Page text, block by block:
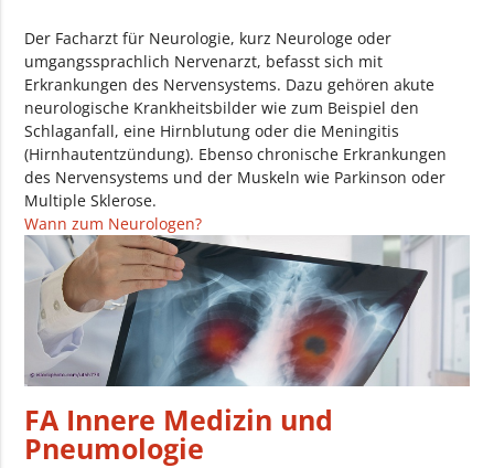
Der Facharzt für Neurologie, kurz Neurologe oder
umgangssprachlich Nervenarzt, befasst sich mit
Erkrankungen des Nervensystems. Dazu gehören akute
neurologische Krankheitsbilder wie zum Beispiel den
Schlaganfall, eine Hirnblutung oder die Meningitis
(Hirnhautentzündung). Ebenso chronische Erkrankungen
des Nervensystems und der Muskeln wie Parkinson oder
Multiple Sklerose.
Wann zum Neurologen?
FA Innere Medizin und
Pneumologie